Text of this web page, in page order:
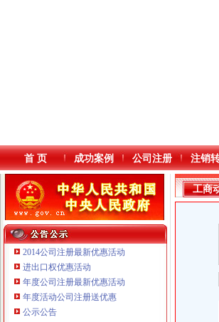
本站导航
首 页 成功案例 公司注册 注销
2014公司注册最新优惠活动
进出口权优惠活动
年度公司注册最新优惠活动
年度活动公司注册送优惠
公示公告
重庆鸽牌电线电缆有限公司 渝北10010万 (进出口权)
重庆傲志众达投资咨询有限责任公司 渝九1000万 （增
工商